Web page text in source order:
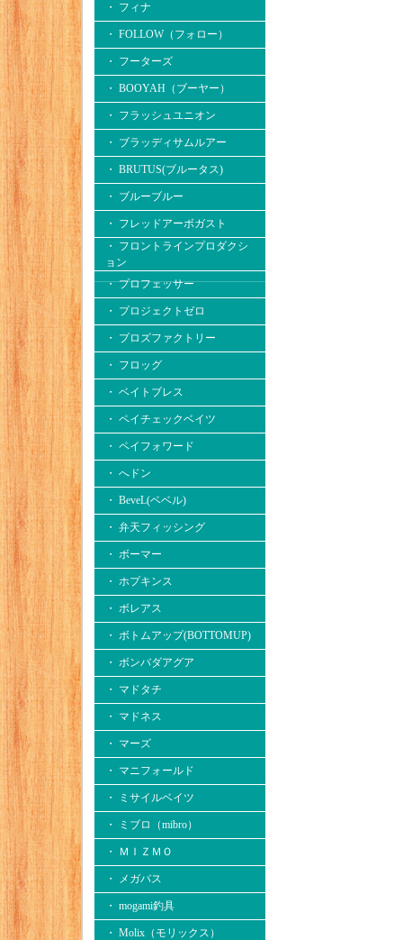
・ フィナ
・ FOLLOW（フォロー）
・ フーターズ
・ BOOYAH（ブーヤー）
・ フラッシュユニオン
・ ブラッディサムルアー
・ BRUTUS(ブルータス)
・ ブルーブルー
・ フレッドアーボガスト
・ フロントラインプロダクシ
ョン
・ プロフェッサー
・ プロジェクトゼロ
・ プロズファクトリー
・ フロッグ
・ ベイトブレス
・ ペイチェックベイツ
・ ペイフォワード
・ へドン
・ BeveL(ベベル)
・ 弁天フィッシング
・ ボーマー
・ ホプキンス
・ ボレアス
・ ボトムアップ(BOTTOMUP)
・ ボンバダアグア
・ マドタチ
・ マドネス
・ マーズ
・ マニフォールド
・ ミサイルベイツ
・ ミブロ（mibro）
・ ＭＩＺＭＯ
・ メガバス
・ mogami釣具
・ Molix（モリックス）